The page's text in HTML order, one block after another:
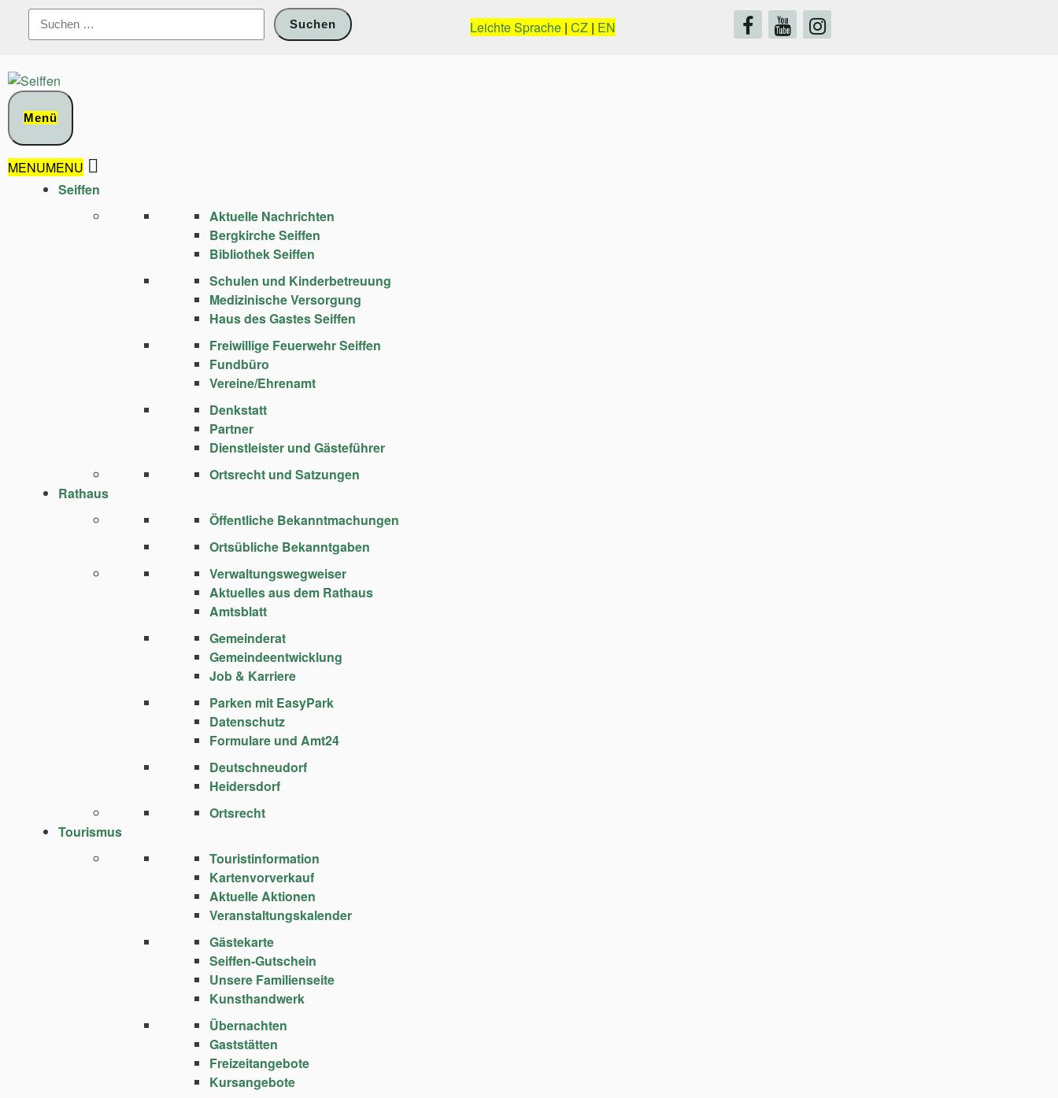
Suchen
nach:
Leichte Sprache | CZ | EN
Menü
MENUMENU
Seiffen
Aktuelle Nachrichten
Bergkirche Seiffen
Bibliothek Seiffen
Schulen und Kinder­betreuung
Medizinische Versorgung
Haus des Gastes Seiffen
Freiwillige Feuerwehr Seiffen
Fundbüro
Vereine/Ehrenamt
Denkstatt
Partner
Dienstleister und Gästeführer
Ortsrecht und Satzungen
Rathaus
Öffentliche Bekanntmachungen
Ortsübliche Bekanntgaben
Verwaltungswegweiser
Aktuelles aus dem Rathaus
Amtsblatt
Gemeinderat
Gemeindeentwicklung
Job & Karriere
Parken mit EasyPark
Datenschutz
Formulare und Amt24
Deutschneudorf
Heidersdorf
Ortsrecht
Tourismus
Touristinformation
Kartenvorverkauf
Aktuelle Aktionen
Veranstaltungskalender
Gästekarte
Seiffen-Gutschein
Unsere Familienseite
Kunsthandwerk
Übernachten
Gaststätten
Freizeitangebote
Kursangebote